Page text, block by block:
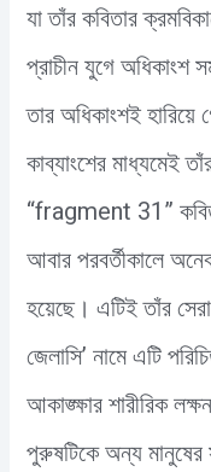
যা তাঁর কবিতার
প্রাচীন যুগে
তার অধিকাংশই হারিয়ে
কাব্যাংশের মাধ্যমেই
“fragment 31”
আবার পরবর্তীকালে
হয়েছে। এটিই তাঁর
জেলাসি’ নামে এটি
আকাঙ্ক্ষার শারীরিক
পুরুষটিকে অন্য মানুষের